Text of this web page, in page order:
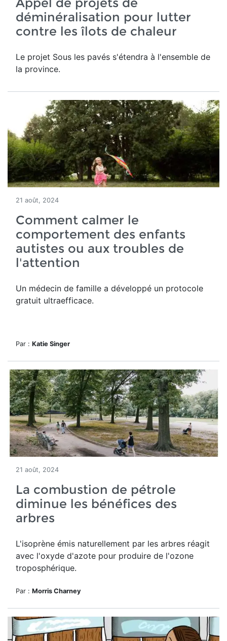
déminéralisation pour lutter
contre les îlots de chaleur
Le projet Sous les pavés s'étendra à l'ensemble de
la province.
21 août, 2024
Comment calmer le
comportement des enfants
autistes ou aux troubles de
l'attention
Un médecin de famille a développé un protocole
gratuit ultraefficace.
Par : Katie Singer
21 août, 2024
La combustion de pétrole
diminue les bénéfices des
arbres
L'isoprène émis naturellement par les arbres réagit
avec l'oxyde d'azote pour produire de l'ozone
troposphérique.
Par : Morris Charney